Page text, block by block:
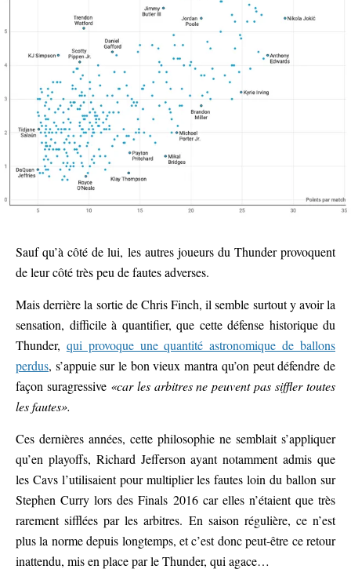
Sauf qu’à côté de lui, les autres joueurs du Thunder provoquent
de leur côté très peu de fautes adverses.
Mais derrière la sortie de Chris Finch, il semble surtout y avoir la
sensation, difficile à quantifier, que cette défense historique du
Thunder, qui provoque une quantité astronomique de ballons
perdus, s’appuie sur le bon vieux mantra qu’on peut défendre de
façon suragressive «car les arbitres ne peuvent pas siffler toutes
les fautes».
Ces dernières années, cette philosophie ne semblait s’appliquer
qu’en playoffs, Richard Jefferson ayant notamment admis que
les Cavs l’utilisaient pour multiplier les fautes loin du ballon sur
Stephen Curry lors des Finals 2016 car elles n’étaient que très
rarement sifflées par les arbitres. En saison régulière, ce n’est
plus la norme depuis longtemps, et c’est donc peut-être ce retour
inattendu, mis en place par le Thunder, qui agace…